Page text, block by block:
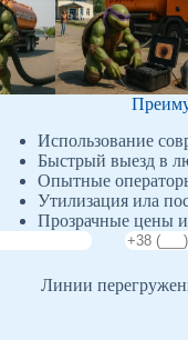
Использование
Быстрый выезд в
Опытные
Утилизация ила
Прозрачные цены
Линии